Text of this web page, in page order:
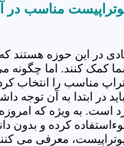
مناسب در
در این حوزه هستند که
کمک کنند. اما چگونه
مناسب را انتخاب
در ابتدا به آن توجه
به ویژه که امروزه
کرده و بدون
معرفی می